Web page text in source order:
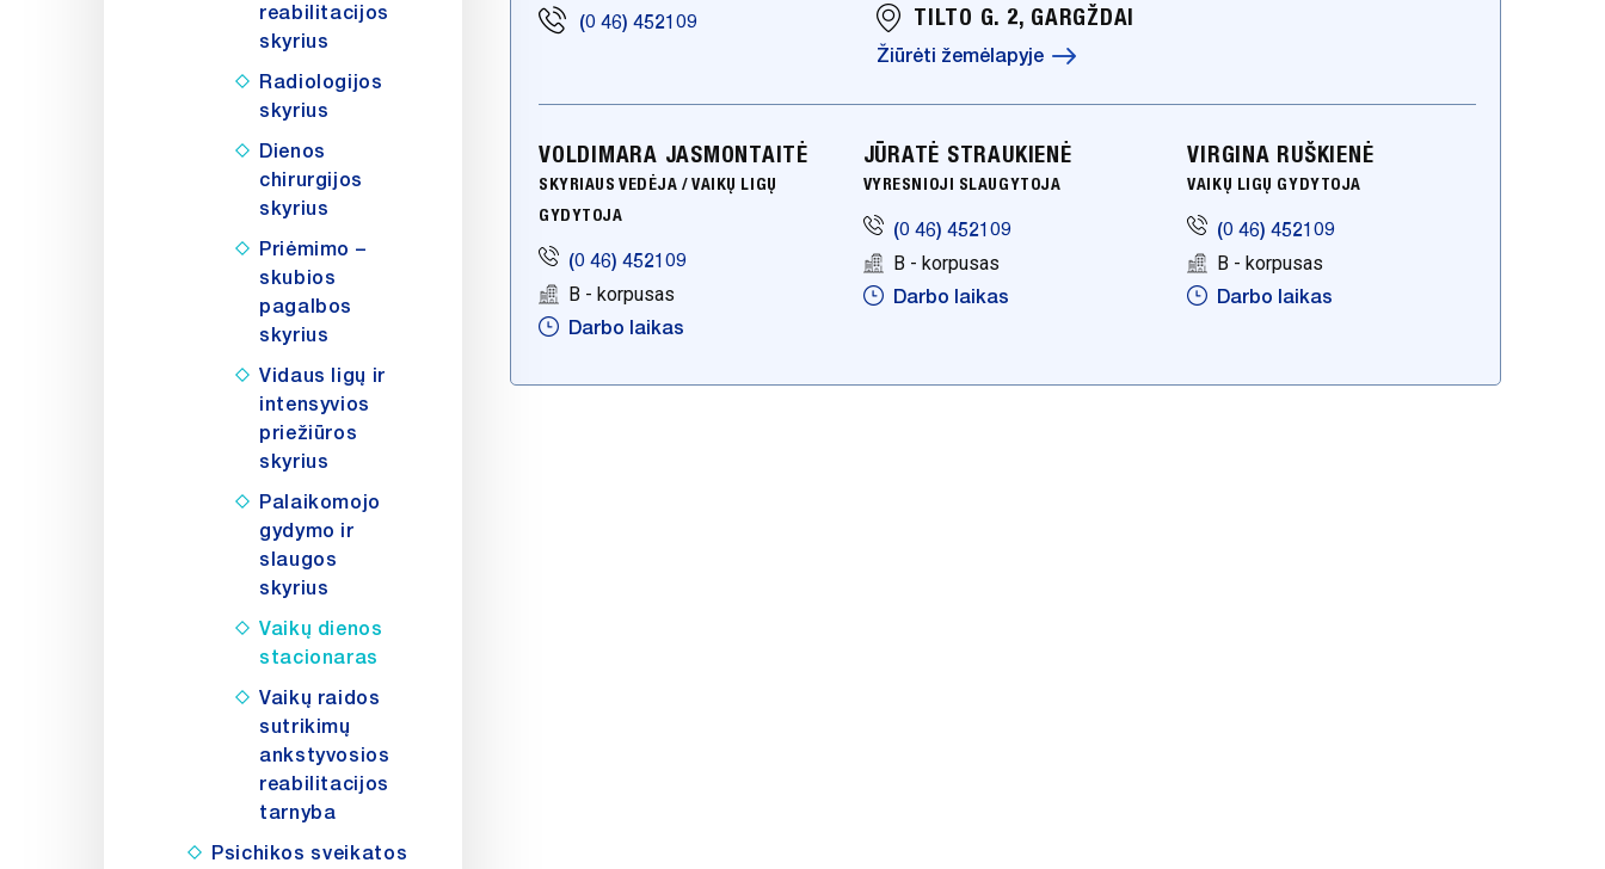
reabilitacijos
skyrius
Radiologijos
skyrius
Dienos
chirurgijos
skyrius
Priėmimo –
skubios
pagalbos
skyrius
Vidaus ligų ir
intensyvios
priežiūros
skyrius
Palaikomojo
gydymo ir
slaugos
skyrius
Vaikų dienos
stacionaras
Vaikų raidos
sutrikimų
ankstyvosios
reabilitacijos
tarnyba
Psichikos sveikatos
(0 46) 452109 TILTO G. 2, GARGŽDAI
Žiūrėti žemėlapyje
VOLDIMARA JASMONTAITĖ
SKYRIAUS VEDĖJA / VAIKŲ LIGŲ
GYDYTOJA
(0 46) 452109
B - korpusas
Darbo laikas
JŪRATĖ STRAUKIENĖ
VYRESNIOJI SLAUGYTOJA
(0 46) 452109
B - korpusas
Darbo laikas
VIRGINA RUŠKIENĖ
VAIKŲ LIGŲ GYDYTOJA
(0 46) 452109
B - korpusas
Darbo laikas